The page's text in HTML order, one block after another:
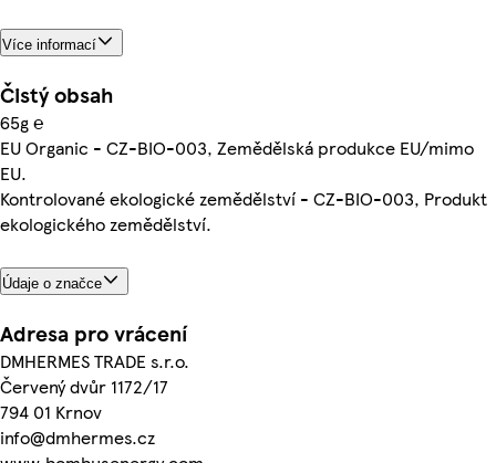
Více informací
Čistý obsah
65g ℮
EU Organic - CZ-BIO-003, Zemědělská produkce EU/mimo
EU.
Kontrolované ekologické zemědělství - CZ-BIO-003, Produkt
ekologického zemědělství.
Údaje o značce
Adresa pro vrácení
DMHERMES TRADE s.r.o.
Červený dvůr 1172/17
794 01 Krnov
info@dmhermes.cz